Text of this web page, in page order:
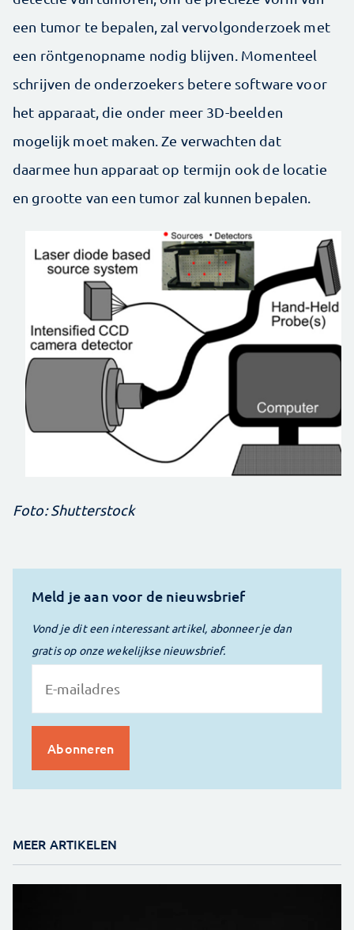
een tumor te bepalen, zal vervolgonderzoek met
een röntgenopname nodig blijven. Momenteel
schrijven de onderzoekers betere software voor
het apparaat, die onder meer 3D-beelden
mogelijk moet maken. Ze verwachten dat
daarmee hun apparaat op termijn ook de locatie
en grootte van een tumor zal kunnen bepalen.
Foto: Shutterstock
Meld je aan voor de nieuwsbrief
Vond je dit een interessant artikel, abonneer je dan
gratis op onze wekelijkse nieuwsbrief.
MEER ARTIKELEN